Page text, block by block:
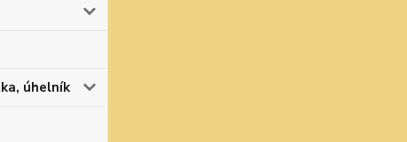
úhelník